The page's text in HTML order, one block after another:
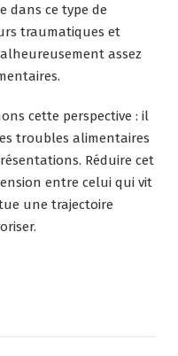
dans ce type de
traumatiques et
assez
cette perspective : il
troubles alimentaires
Réduire cet
entre celui qui vit
une trajectoire